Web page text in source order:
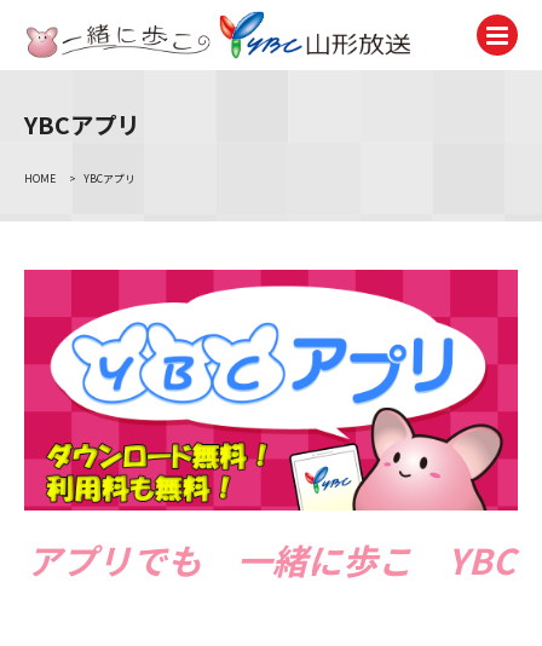
News
アナウンサー
Announcer
イベント
Event
試写会・プレゼント
YBCアプリ
HOME > YBCアプリ
アプリでも 一緒に歩こ YBC